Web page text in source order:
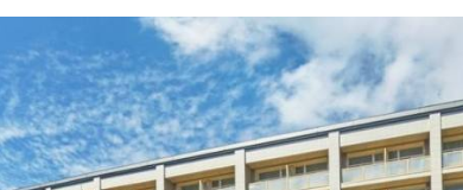
Красноборский район
Онежский район
Северодвинск Устьянский район